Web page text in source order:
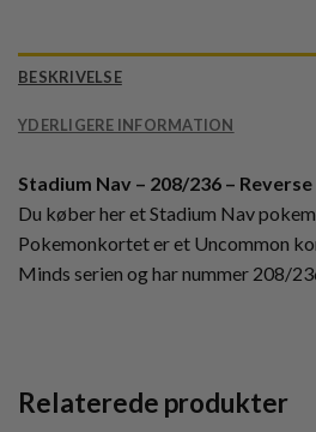
BESKRIVELSE
YDERLIGERE INFORMATION
Stadium Nav – 208/236 – Reverse
Du køber her et Stadium Nav
Pokemonkortet er et Uncommon
Minds serien og har nummer 208/
Relaterede produkter